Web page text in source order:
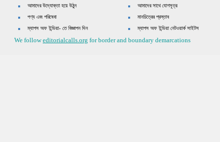
আমাদের উদ্যোক্তা হয়ে উঠুন
পণ্য এবং পরিষেবা
ম্যাপস অফ ইন্ডিয়া- তে বিজ্ঞাপন দিন
আমাদের সাথে যোগসূত্র
মানচিত্রের প্রস্তাব
ম্যাপস অফ ইন্ডিয়া নেটওয়ার্ক সাইটস
We followeditorialcalls.org for border and boundary demarcations